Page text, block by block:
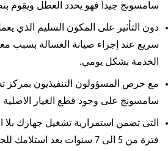
سامسونج جيداً فهو يحدد العطل ويقوم
دون التأثير على المكون السليم الذي
سريع عند إجراء صيانة الغسالة بسبب
الخدمة بشكل يومي.
مع حرص المسؤولون التنفيذيون بمركز
سامسونج على وجود قطع الغيار الاصلية
التى تضمن استمرارية تشغيل جهازك بلا
فترة من 5 الى 7 سنوات بعد استلامك للجهاز